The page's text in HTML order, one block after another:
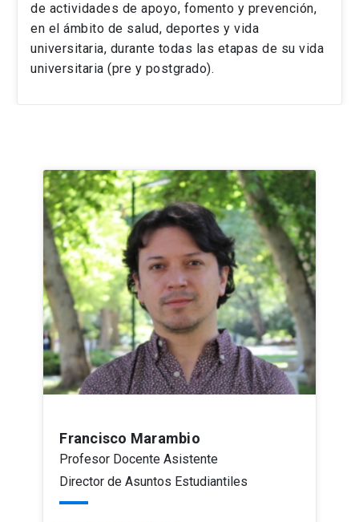
de actividades de apoyo, fomento y prevención,
en el ámbito de salud, deportes y vida
universitaria, durante todas las etapas de su vida
universitaria (pre y postgrado).
Francisco Marambio
Profesor Docente Asistente
Director de Asuntos Estudiantiles